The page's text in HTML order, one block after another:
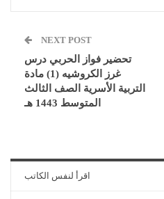
NEXT POST
تحضير فواز الحربي درس
غرز الكروشيه (1) مادة
التربية الأسرية الصف الثالث
المتوسط 1443 هـ
اقرأ لنفس الكاتب